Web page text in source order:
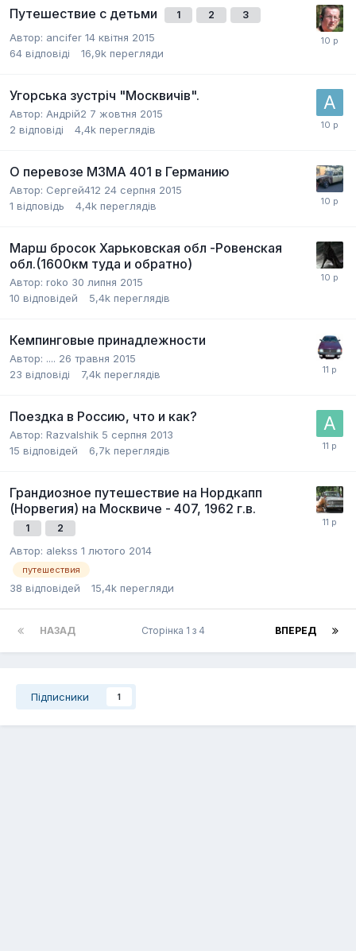
Путешествие с детьми 1 2 3
Автор: ancifer 14 квітня 2015
64 відповіді 16,9k перегляди
Угорська зустріч "Москвичів".
Автор: Андрій2 7 жовтня 2015
2 відповіді 4,4k переглядів
О перевозе МЗМА 401 в Германию
Автор: Сергей412 24 серпня 2015
1 відповідь 4,4k переглядів
Марш бросок Харьковская обл -Ровенская
обл.(1600км туда и обратно)
Автор: roko 30 липня 2015
10 відповідей 5,4k переглядів
Кемпинговые принадлежности
Автор: .... 26 травня 2015
23 відповіді 7,4k переглядів
Поездка в Россию, что и как?
Автор: Razvalshik 5 серпня 2013
15 відповідей 6,7k переглядів
Грандиозное путешествие на Нордкапп
(Норвегия) на Москвиче - 407, 1962 г.в.
1 2
Автор: alekss 1 лютого 2014
путешествия
38 відповідей 15,4k перегляди
НАЗАД ВПЕРЕД
Сторінка 1 з 4
Підписники 1